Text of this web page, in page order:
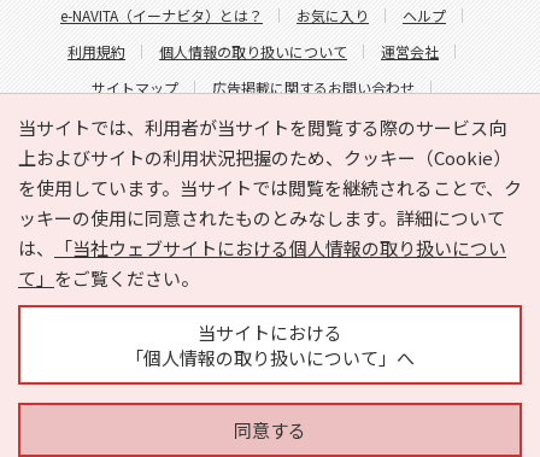
当サイトでは、利用者が当サイトを閲覧する際のサービス向
上およびサイトの利用状況把握のため、クッキー（Cookie）
を使用しています。当サイトでは閲覧を継続されることで、ク
ッキーの使用に同意されたものとみなします。詳細について
は、
「当社ウェブサイトにおける個人情報の取り扱いについ
て」 をご覧ください。
当サイトにおける
「個人情報の取り扱いについて」へ
同意する
e-NAVITA（イーナビタ）とは？ お気に入り
ヘルプ
利用規約
個人情報の取り扱いについて
運営会社
サイトマップ
広告掲載に関するお問い合わせ
サイトの内容に関するお問い合わせ
Copyright © HYOJITO.Co.,Ltd. All Rights Reserved.